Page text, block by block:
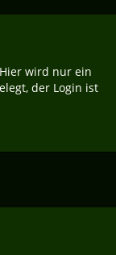
wird nur ein
der Login ist